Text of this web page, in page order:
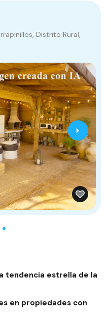
Distrito Rural,
tendencia estrella de la
en propiedades con